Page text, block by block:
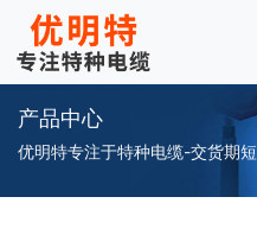
产品中心
优明特专注于特种电缆-交货期短